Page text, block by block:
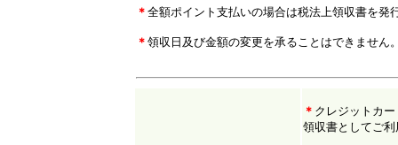
＊ 全額ポイント支払いの場合は税法上領収書を発
＊ 領収日及び金額の変更を承ることはできません
＊ クレジットカ
領収書としてご